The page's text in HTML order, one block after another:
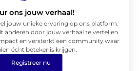
ons jouw verhaal!
jouw unieke ervaring op ons platform.
anderen door jouw verhaal te vertellen.
en versterkt een community waar
écht betekenis krijgen.
Registreer nu